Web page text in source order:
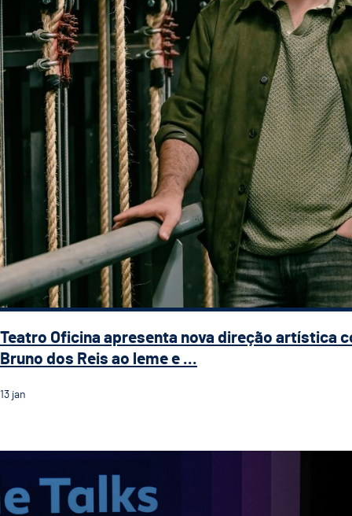
Teatro Oficina apresenta nova direção artística
Bruno dos Reis ao leme e ...
13 jan